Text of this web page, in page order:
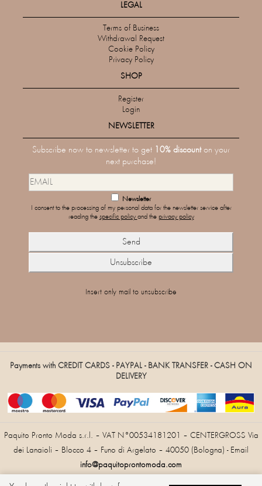
LEGAL
Terms of Business
Withdrawal Request
Cookie Policy
Privacy Policy
SHOP
Register
Login
NEWSLETTER
Subscribe now to newsletter to get 10% discounton your
next purchase!
Newsletter
I consent to the processing of my personal data for the newsletter service after
reading the specific policy and the privacy policy
Insert only mail to unsubscribe
Payments with CREDIT CARDS - PAYPAL - BANK TRANSFER - CASH ON
DELIVERY
Paquito Pronto Moda s.r.l. – VAT N°00534181201 – CENTERGROSS Via
dei Lanaioli – Blocco 4 – Funo di Argelato – 40050 (Bologna) - Email
info@paquitoprontomoda.com